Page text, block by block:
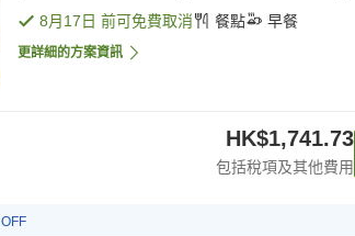
8月17日 前可免費取消 餐點 早餐
更詳細的方案資訊
HK$1,741.73
包括稅項及其他費用
OFF